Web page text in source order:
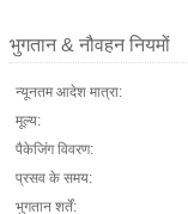
भुगतान & नौवहन नियमों
न्यूनतम आदेश मात्रा:
मूल्य:
पैकेजिंग विवरण:
प्रसव के समय:
भुगतान शर्तें: